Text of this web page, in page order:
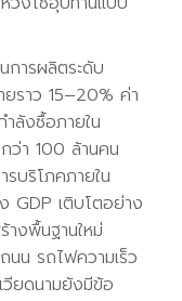
การผลิตระดับ
ราว 15–20% ค่า
ลังซื้อภายใน
ว่า 100 ล้านคน
บริโภคภายใน
GDP เติบโตอย่าง
งพื้นฐานใหม่
น รถไฟความเร็ว
วียดนามยังมีข้อ